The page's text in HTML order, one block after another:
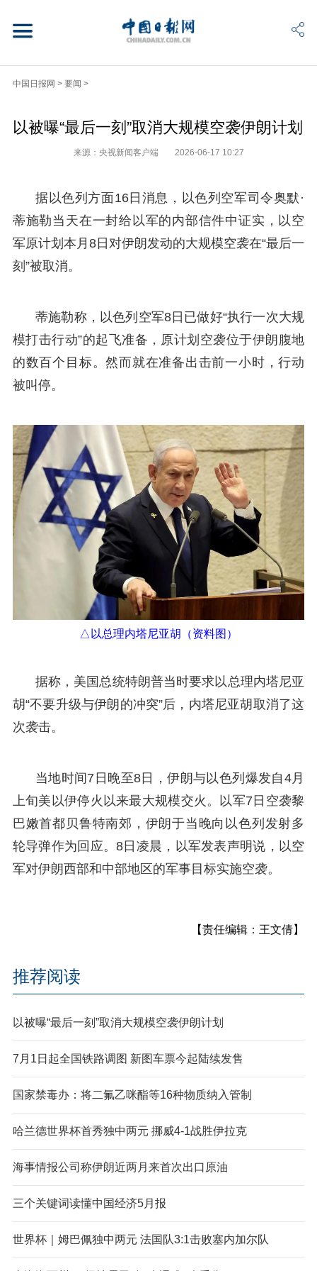
中国日报网 > 要闻 >
以被曝“最后一刻”取消大规模空袭伊朗计划
来源：央视新闻客户端 2026-06-17 10:27
据以色列方面16日消息，以色列空军司令奥默·
蒂施勒当天在一封给以军的内部信件中证实，以空
军原计划本月8日对伊朗发动的大规模空袭在“最后一
刻”被取消。
蒂施勒称，以色列空军8日已做好“执行一次大规
模打击行动”的起飞准备，原计划空袭位于伊朗腹地
的数百个目标。然而就在准备出击前一小时，行动
被叫停。
△以总理内塔尼亚胡（资料图）
据称，美国总统特朗普当时要求以总理内塔尼亚
胡“不要升级与伊朗的冲突”后，内塔尼亚胡取消了这
次袭击。
当地时间7日晚至8日，伊朗与以色列爆发自4月
上旬美以伊停火以来最大规模交火。以军7日空袭黎
巴嫩首都贝鲁特南郊，伊朗于当晚向以色列发射多
轮导弹作为回应。8日凌晨，以军发表声明说，以空
军对伊朗西部和中部地区的军事目标实施空袭。
【责任编辑：王文倩】
推荐阅读
以被曝“最后一刻”取消大规模空袭伊朗计划
7月1日起全国铁路调图 新图车票今起陆续发售
国家禁毒办：将二氟乙咪酯等16种物质纳入管制
哈兰德世界杯首秀独中两元 挪威4-1战胜伊拉克
海事情报公司称伊朗近两月来首次出口原油
三个关键词读懂中国经济5月报
世界杯｜姆巴佩独中两元 法国队3:1击败塞内加尔队